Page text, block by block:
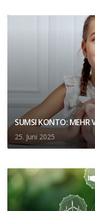
SUMSI KONTO: MEHR
25. Juni 2025